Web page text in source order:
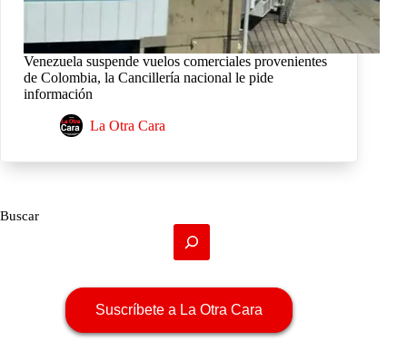
Venezuela suspende vuelos comerciales provenientes
de Colombia, la Cancillería nacional le pide
información
La Otra Cara
Buscar
Suscríbete a La Otra Cara